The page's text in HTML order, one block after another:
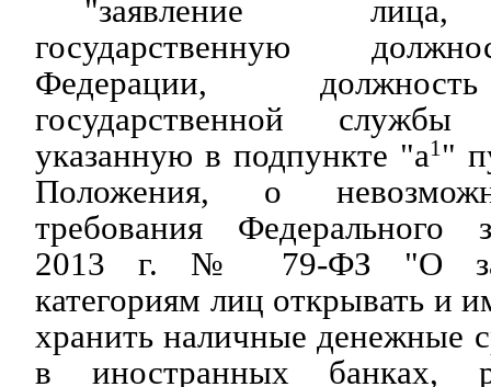
"заявление лица,
государственную
Федерации,
государственной
указанную в подпункте "а1 "
Положения, о
требования
2013 г. № 79-ФЗ "О
категориям лиц открывать и
хранить наличные денежные
в иностранных банках,